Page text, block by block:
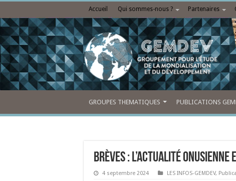
Accueil Qui sommes-nous ? Partenaires
GROUPES THEMATIQUES PUBLICATIONS
Brèves : l’actualité onusienne
4 septembre 2024 LES INFOS-GEMDEV,